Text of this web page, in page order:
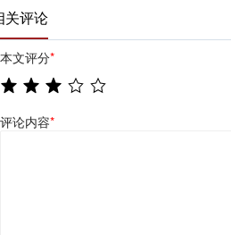
关评论
本文评分*
评论内容*